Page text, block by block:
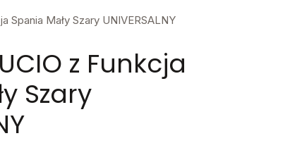
Spania Mały Szary UNIVERSALNY
z Funkcja
Szary